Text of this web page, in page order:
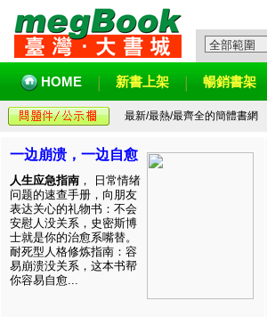
HOME 新書上架 暢銷書架
最新/最熱/最齊全的簡體書網
一边崩溃，一边自愈
人生应急指南 ， 日常情绪
问题的速查手册，向朋友
表达关心的礼物书：不会
安慰人没关系，史密斯博
士就是你的治愈系嘴替。
耐死型人格修炼指南：容
易崩溃没关系，这本书帮
你容易自愈...